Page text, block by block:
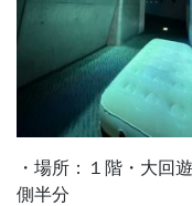
・場所：１階・大回
側半分